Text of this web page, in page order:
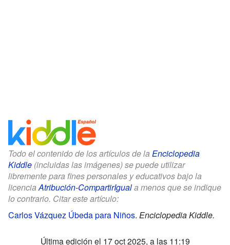
Todo el contenido de los artículos de la Enciclopedia
Kiddle (incluidas las imágenes) se puede utilizar
libremente para fines personales y educativos bajo la
licenciaAtribución-CompartirIguala menos que se indique
lo contrario. Citar este artículo:
Carlos Vázquez Úbeda para Niños. Enciclopedia Kiddle.
Última edición el 17 oct 2025, a las 11:19